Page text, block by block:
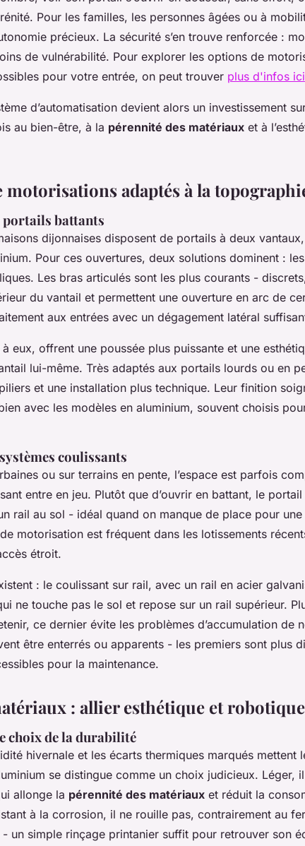
Pour les familles, les personnes âgées ou à
précieux. La sécurité s’en trouve renforcée :
de vulnérabilité. Pour explorer les options de
pour votre entrée, on peut trouver plus d'infos ici
d’automatisation devient alors un investissement
au bien-être, à la pérennité des matériaux et à
motorisations adaptés à la
battants
dijonnaises disposent de portails à deux
Pour ces ouvertures, deux solutions dominent :
Les bras articulés sont les plus courants -
du vantail et permettent une ouverture en arc de
aux entrées avec un dégagement latéral
eux, offrent une poussée plus puissante et une
lui-même. Très adaptés aux portails lourds ou en
et une installation plus technique. Leur finition
avec les modèles en aluminium, souvent choisis
coulissants
ou sur terrains en pente, l’espace est parfois
entre en jeu. Plutôt que d’ouvrir en battant, le
rail au sol - idéal quand on manque de place pour
motorisation est fréquent dans les lotissements
étroit.
: le coulissant sur rail, avec un rail en acier
ne touche pas le sol et repose sur un rail supérieur.
ce dernier évite les problèmes d’accumulation de
être enterrés ou apparents - les premiers sont plus
pour la maintenance.
: allier esthétique et robotique
choix de la durabilité
hivernale et les écarts thermiques marqués mettent
se distingue comme un choix judicieux. Léger,
allonge la pérennité des matériaux et réduit la
à la corrosion, il ne rouille pas, contrairement au
un simple rinçage printanier suffit pour retrouver son